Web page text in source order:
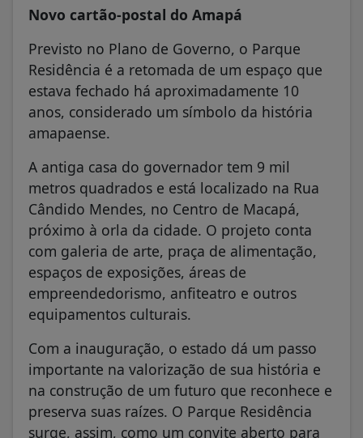
Novo cartão-postal do Amapá
Previsto no Plano de Governo, o Parque
Residência é a retomada de um espaço que
estava fechado há aproximadamente 10
anos, considerado um símbolo da história
amapaense.
A antiga casa do governador tem 9 mil
metros quadrados e está localizado na Rua
Cândido Mendes, no Centro de Macapá,
próximo à orla da cidade. O projeto conta
com galeria de arte, praça de alimentação,
espaços de exposições, áreas de
empreendedorismo, anfiteatro e outros
equipamentos culturais.
Com a inauguração, o estado dá um passo
importante na valorização de sua história e
na construção de um futuro que reconhece e
preserva suas raízes. O Parque Residência
surge, assim, como um convite aberto para